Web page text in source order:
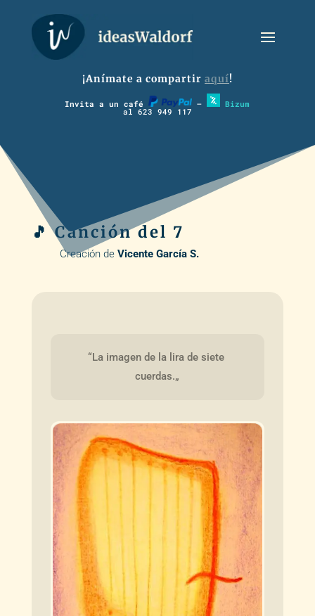
¡Anímate a compartir aquí!
Invita a un café – Bizum
al 623 949 117
🎵 Canción del 7
Creación de Vicente García S.
“La imagen de la lira de siete
cuerdas.„